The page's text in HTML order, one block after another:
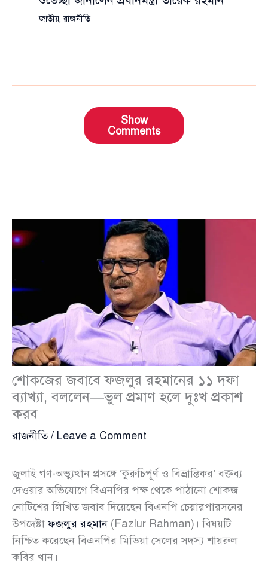
জাতীয়,রাজনীতি
Show
Comments
শোকজের জবাবে ফজলুর রহমানের ১১ দফা
ব্যাখ্যা, বললেন—ভুল প্রমাণ হলে দুঃখ প্রকাশ
করব
রাজনীতি/ Leave a Comment
জুলাই গণ-অভ্যুত্থান প্রসঙ্গে ‘কুরুচিপূর্ণ ও বিভ্রান্তিকর’ বক্তব্য
দেওয়ার অভিযোগে বিএনপির পক্ষ থেকে পাঠানো শোকজ
নোটিশের লিখিত জবাব দিয়েছেন বিএনপি চেয়ারপারসনের
উপদেষ্টাফজলুর রহমান (Fazlur Rahman)। বিষয়টি
নিশ্চিত করেছেন বিএনপির মিডিয়া সেলের সদস্য শায়রুল
কবির খান।